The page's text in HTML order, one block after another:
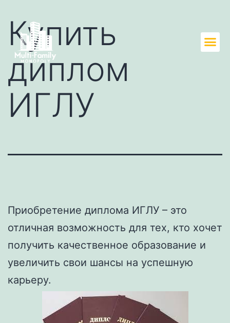
Купить
диплом
ИГЛУ
Приобретение диплома ИГЛУ – это
отличная возможность для тех, кто хочет
получить качественное образование и
увеличить свои шансы на успешную
карьеру.